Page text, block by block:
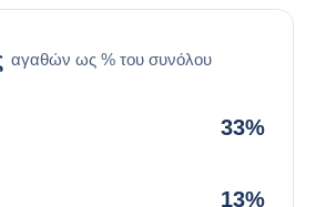
αγαθών ως % του συνόλου
33%
13%